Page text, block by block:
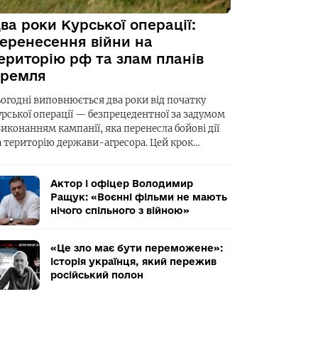
роки Курської операції:
війни на
рф та злам планів
виповнюється два роки від початку
операції — безпрецедентної за задумом
кампанії, яка перенесла бойові дії
територію держави-агресора. Цей крок…
Актор і офіцер Володимир
Ращук: «Воєнні фільми не мають
нічого спільного з війною»
«Це зло має бути переможене»:
історія українця, який пережив
російський полон